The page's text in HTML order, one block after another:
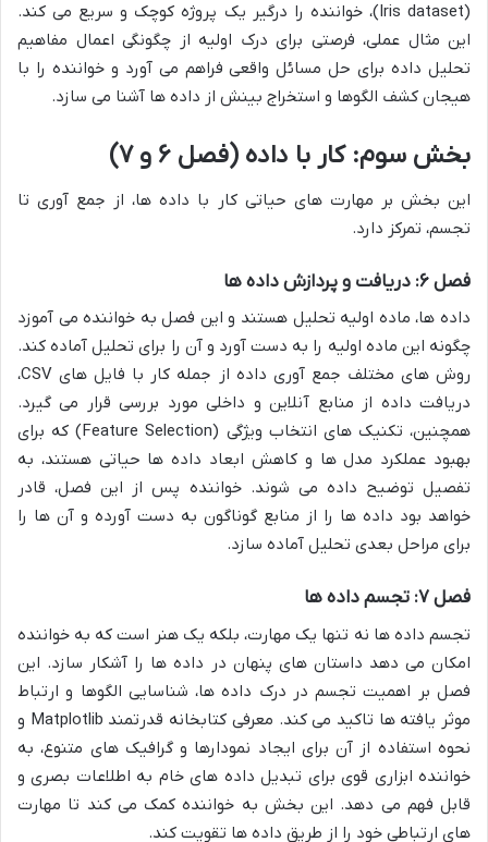
(Iris dataset)، خواننده را درگیر یک پروژه کوچک و سریع می کند.
این مثال عملی، فرصتی برای درک اولیه از چگونگی اعمال مفاهیم
تحلیل داده برای حل مسائل واقعی فراهم می آورد و خواننده را با
هیجان کشف الگوها و استخراج بینش از داده ها آشنا می سازد.
بخش سوم: کار با داده (فصل ۶ و ۷)
این بخش بر مهارت های حیاتی کار با داده ها، از جمع آوری تا
تجسم، تمرکز دارد.
فصل ۶: دریافت و پردازش داده ها
داده ها، ماده اولیه تحلیل هستند و این فصل به خواننده می آموزد
چگونه این ماده اولیه را به دست آورد و آن را برای تحلیل آماده کند.
روش های مختلف جمع آوری داده از جمله کار با فایل های CSV،
دریافت داده از منابع آنلاین و داخلی مورد بررسی قرار می گیرد.
همچنین، تکنیک های انتخاب ویژگی (Feature Selection) که برای
بهبود عملکرد مدل ها و کاهش ابعاد داده ها حیاتی هستند، به
تفصیل توضیح داده می شوند. خواننده پس از این فصل، قادر
خواهد بود داده ها را از منابع گوناگون به دست آورده و آن ها را
برای مراحل بعدی تحلیل آماده سازد.
فصل ۷: تجسم داده ها
تجسم داده ها نه تنها یک مهارت، بلکه یک هنر است که به خواننده
امکان می دهد داستان های پنهان در داده ها را آشکار سازد. این
فصل بر اهمیت تجسم در درک داده ها، شناسایی الگوها و ارتباط
موثر یافته ها تاکید می کند. معرفی کتابخانه قدرتمند Matplotlib و
نحوه استفاده از آن برای ایجاد نمودارها و گرافیک های متنوع، به
خواننده ابزاری قوی برای تبدیل داده های خام به اطلاعات بصری و
قابل فهم می دهد. این بخش به خواننده کمک می کند تا مهارت
های ارتباطی خود را از طریق داده ها تقویت کند.